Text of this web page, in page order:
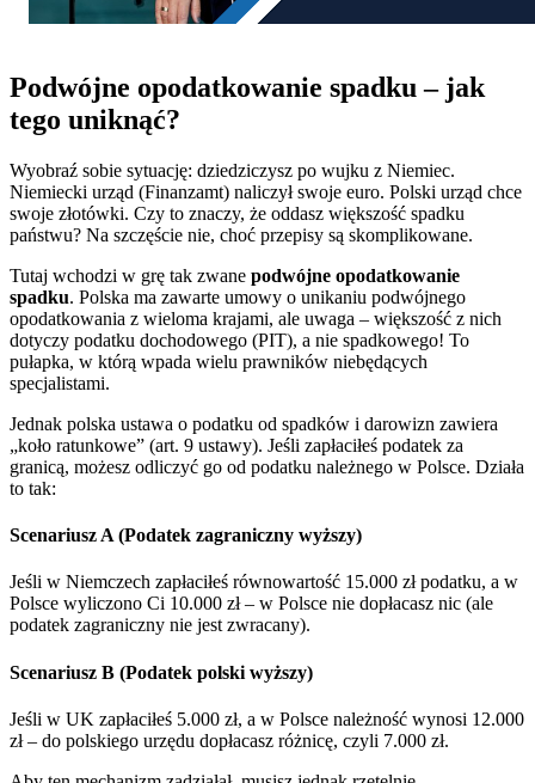
Podwójne opodatkowanie spadku – jak
tego uniknąć?
Wyobraź sobie sytuację: dziedziczysz po wujku z Niemiec.
Niemiecki urząd (Finanzamt) naliczył swoje euro. Polski urząd chce
swoje złotówki. Czy to znaczy, że oddasz większość spadku
państwu? Na szczęście nie, choć przepisy są skomplikowane.
Tutaj wchodzi w grę tak zwane podwójne opodatkowanie
spadku. Polska ma zawarte umowy o unikaniu podwójnego
opodatkowania z wieloma krajami, ale uwaga – większość z nich
dotyczy podatku dochodowego (PIT), a nie spadkowego! To
pułapka, w którą wpada wielu prawników niebędących
specjalistami.
Jednak polska ustawa o podatku od spadków i darowizn zawiera
„koło ratunkowe” (art. 9 ustawy). Jeśli zapłaciłeś podatek za
granicą, możesz odliczyć go od podatku należnego w Polsce. Działa
to tak:
Scenariusz A (Podatek zagraniczny wyższy)
Jeśli w Niemczech zapłaciłeś równowartość 15.000 zł podatku, a w
Polsce wyliczono Ci 10.000 zł – w Polsce nie dopłacasz nic (ale
podatek zagraniczny nie jest zwracany).
Scenariusz B (Podatek polski wyższy)
Jeśli w UK zapłaciłeś 5.000 zł, a w Polsce należność wynosi 12.000
zł – do polskiego urzędu dopłacasz różnicę, czyli 7.000 zł.